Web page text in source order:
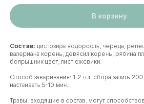
В корзину
Состав: цистозира водоросль, череда,
валериана корень, девясил корень, рябина
боярышник цвет, лист ежевики.
Способ заваривания: 1-2 ч.л. сбора залить 200
настаивать 5-10 мин.
Травы, входящие в состав, могут